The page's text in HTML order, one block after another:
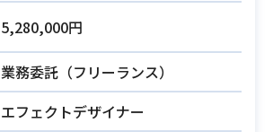
5,280,000円
業務委託（フリーランス）
エフェクトデザイナー